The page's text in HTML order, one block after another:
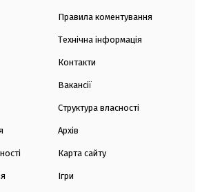
Правила коментування
Технічна інформація
Контакти
Вакансії
Структура власності
Архів
Карта сайту
Ігри